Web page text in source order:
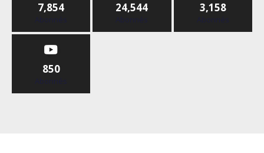
7,854
Abonnés
24,544
Abonnés
3,158
Abonnés
850
Abonnés